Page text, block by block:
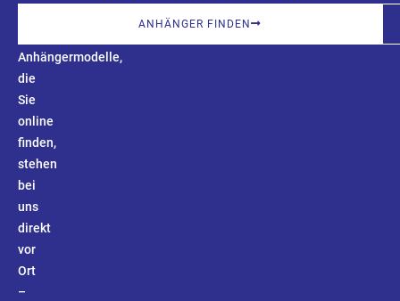
Anhängermodelle,
die
Sie
online
finden,
stehen
bei
uns
direkt
vor
Ort
–
ANHÄNGER FINDEN